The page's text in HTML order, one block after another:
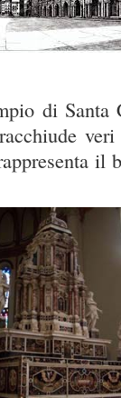
di Santa